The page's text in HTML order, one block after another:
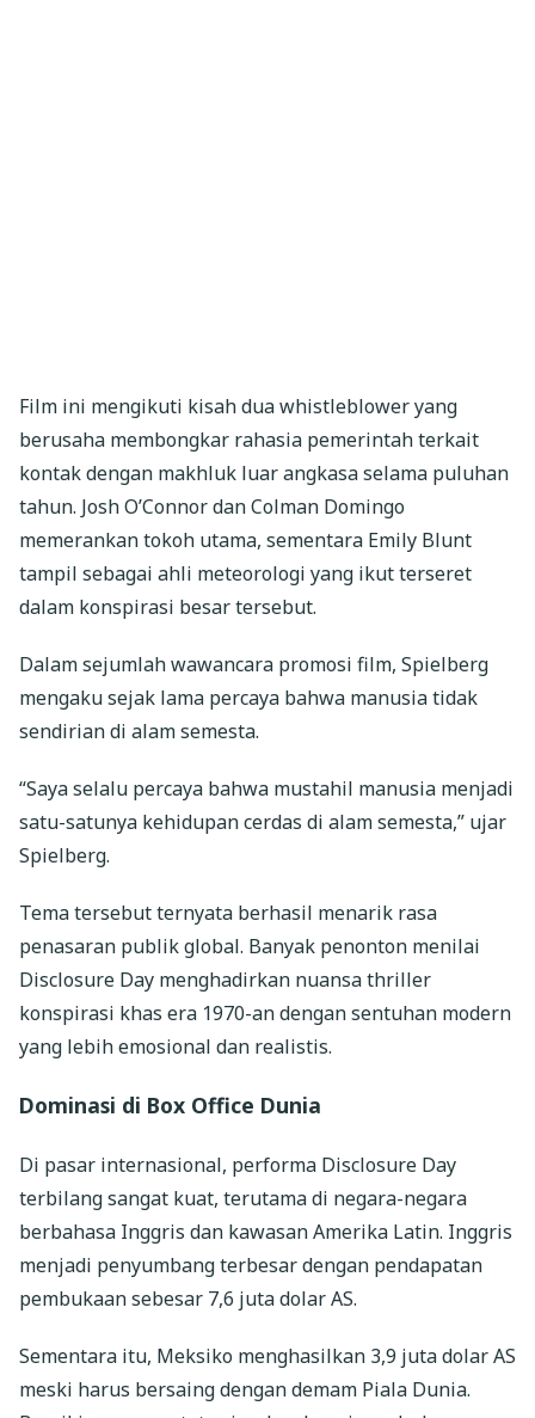
Film ini mengikuti kisah dua whistleblower yang
berusaha membongkar rahasia pemerintah terkait
kontak dengan makhluk luar angkasa selama puluhan
tahun. Josh O’Connor dan Colman Domingo
memerankan tokoh utama, sementara Emily Blunt
tampil sebagai ahli meteorologi yang ikut terseret
dalam konspirasi besar tersebut.
Dalam sejumlah wawancara promosi film, Spielberg
mengaku sejak lama percaya bahwa manusia tidak
sendirian di alam semesta.
“Saya selalu percaya bahwa mustahil manusia menjadi
satu-satunya kehidupan cerdas di alam semesta,” ujar
Spielberg.
Tema tersebut ternyata berhasil menarik rasa
penasaran publik global. Banyak penonton menilai
Disclosure Day menghadirkan nuansa thriller
konspirasi khas era 1970-an dengan sentuhan modern
yang lebih emosional dan realistis.
Dominasi di Box Office Dunia
Di pasar internasional, performa Disclosure Day
terbilang sangat kuat, terutama di negara-negara
berbahasa Inggris dan kawasan Amerika Latin. Inggris
menjadi penyumbang terbesar dengan pendapatan
pembukaan sebesar 7,6 juta dolar AS.
Sementara itu, Meksiko menghasilkan 3,9 juta dolar AS
meski harus bersaing dengan demam Piala Dunia.